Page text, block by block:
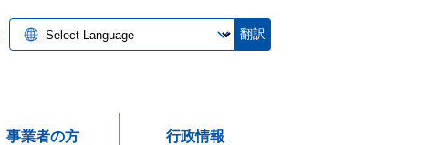
翻訳
事業者の方 行政情報